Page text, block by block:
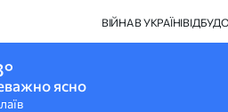
ВІЙНА В УКРАЇНІ
ясно